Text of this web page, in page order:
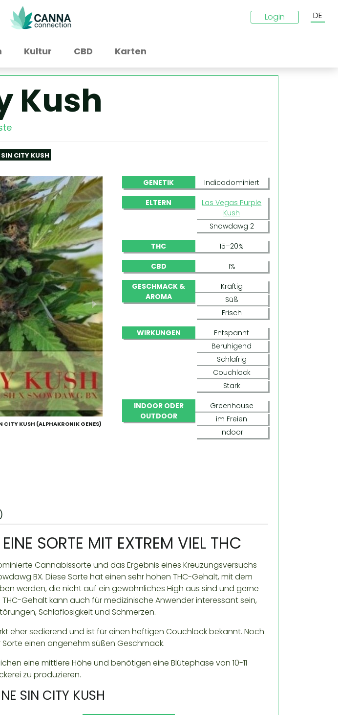
Login DE
Kultur CBD Karten
Kush
SIN CITY KUSH
CITY KUSH (ALPHAKRONIK GENES)
GENETIK Indicadominiert
ELTERN
Las Vegas Purple
Kush
Snowdawg 2
THC 15–20%
CBD 1%
GESCHMACK &
AROMA
Kräftig
Süß
Frisch
WIRKUNGEN
Entspannt
Beruhigend
Schläfrig
Couchlock
Stark
INDOOR ODER
OUTDOOR
Greenhouse
im Freien
indoor
)
SORTE MIT EXTREM VIEL THC
Cannabissorte und das Ergebnis eines Kreuzungsversuchs
BX. Diese Sorte hat einen sehr hohen THC-Gehalt, mit dem
werden, die nicht auf ein gewöhnliches High aus sind und gerne
Gehalt kann auch für medizinische Anwender interessant sein,
Schlaflosigkeit und Schmerzen.
eher sedierend und ist für einen heftigen Couchlock bekannt. Noch
einen angenehm süßen Geschmack.
eine mittlere Höhe und benötigen eine Blütephase von 10-11
zu produzieren.
SIN CITY KUSH